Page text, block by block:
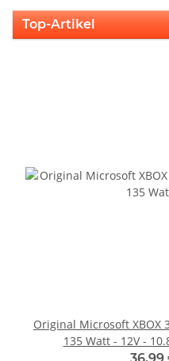
Top-Artikel
Original Microsoft XBOX
135 Watt - 12V -